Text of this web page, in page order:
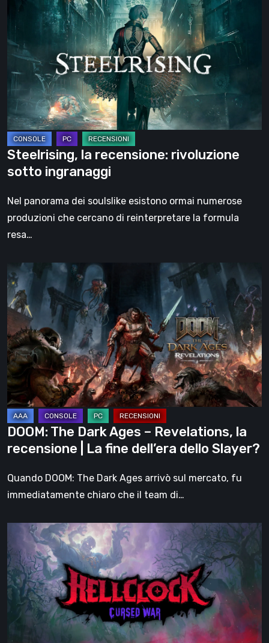
recensione:
rivoluzione
sotto
ingranaggi
Steelrising, la recensione: rivoluzione
sotto ingranaggi
Nel panorama dei soulslike esistono ormai numerose
produzioni che cercano di reinterpretare la formula
resa…
DOOM:
The
Dark
Ages
–
Revelations,
la
recensione
|
La
fine
dell’era
dello
Slayer?
DOOM: The Dark Ages – Revelations, la
recensione | La fine dell’era dello Slayer?
Quando DOOM: The Dark Ages arrivò sul mercato, fu
immediatamente chiaro che il team di…
Clock:
Cursed
War
–
recensione: